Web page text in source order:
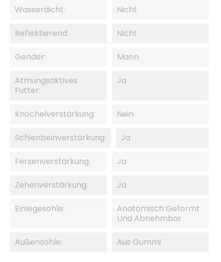
Wasserdicht: Nicht
Reflektierend: Nicht
Gender: Mann
Atmungsaktives
Futter:
Ja
Knöchelverstärkung: Nein
Schienbeinverstärkung: Ja
Fersenverstärkung: Ja
Zehenverstärkung: Ja
Einlegesohle:
Anatomisch Geformt
Und Abnehmbar
Außensohle: Aus Gummi